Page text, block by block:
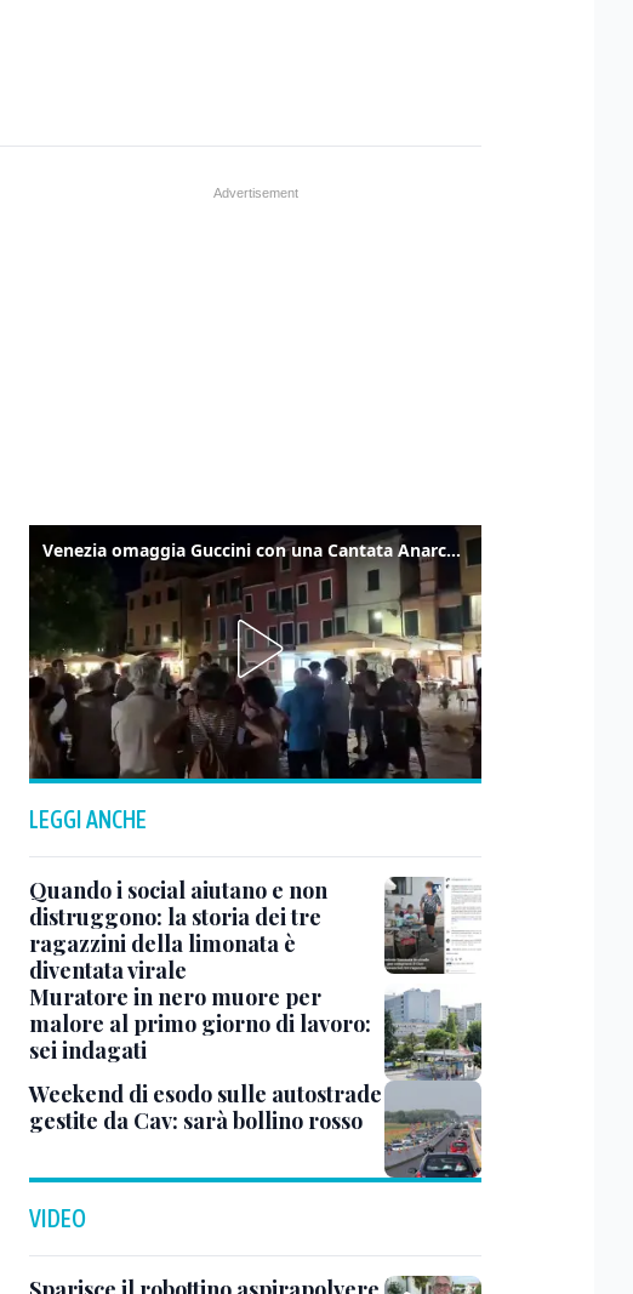
Venezia omaggia Guccini con una Cantata Anarchica in campo Santa Margherita
LEGGI ANCHE
Quando i social aiutano e non
distruggono: la storia dei tre
ragazzini della limonata è
diventata virale
Muratore in nero muore per
malore al primo giorno di lavoro:
sei indagati
Weekend di esodo sulle autostrade
gestite da Cav: sarà bollino rosso
VIDEO